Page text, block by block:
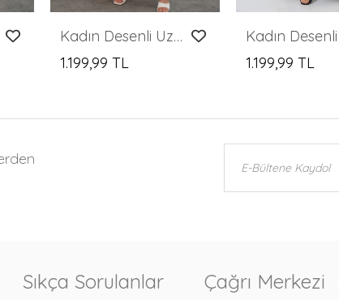
Kadın Desenli Uzun Tesettür Elbise 2585 - Somon
1.199,99 TL
1.199,99 TL
Sıkça Sorulanlar Çağrı Merkezi